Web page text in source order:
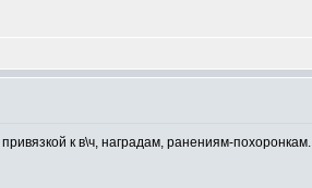
к в\ч, наградам, ранениям-похоронкам.